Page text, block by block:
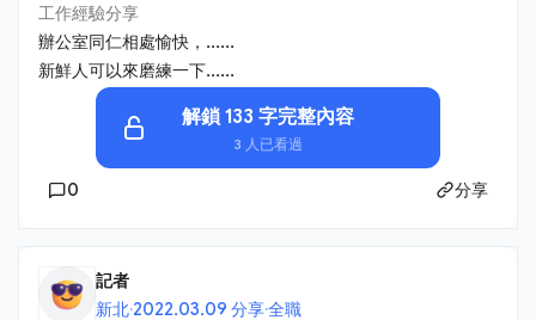
工作經驗分享
辦公室同仁相處愉快，......
新鮮人可以來磨練一下......
解鎖 133 字完整內容
3 人已看過
0 分享
記者
新北·2022.03.09 分享·全職